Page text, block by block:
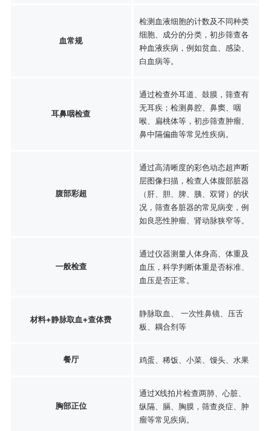
血常规
检测血液细胞的计数及不同种类
细胞、成分的分类，初步筛查各
种血液疾病，例如贫血、感染、
白血病等。
耳鼻咽检查
通过检查外耳道、鼓膜，筛查有
无耳疾；检测鼻腔、鼻窦、咽
喉、扁桃体等，初步筛查肿瘤、
鼻中隔偏曲等常见性疾病。
腹部彩超
通过高清晰度的彩色动态超声断
层图像扫描，检查人体腹部脏器
（肝、胆、脾、胰、双肾）的状
况，筛查各脏器的常见病变，例
如良恶性肿瘤、肾动脉狭窄等。
一般检查
通过仪器测量人体身高、体重及
血压，科学判断体重是否标准、
血压是否正常。
材料+静脉取血+查体费
静脉取血、 一次性鼻镜、压舌
板、耦合剂等
餐厅 鸡蛋、稀饭、小菜、馒头、水果
胸部正位
通过X线拍片检查两肺、心脏、
纵隔、膈、胸膜，筛查炎症、肿
瘤等常见疾病。